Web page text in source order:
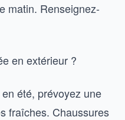
matin. Renseignez-
en extérieur ?
été, prévoyez une
fraîches. Chaussures